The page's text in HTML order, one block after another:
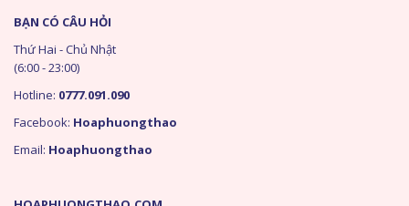
BẠN CÓ CÂU HỎI
Thứ Hai - Chủ Nhật
(6:00 - 23:00)
Hotline: 0777.091.090
Facebook: Hoaphuongthao
Email: Hoaphuongthao